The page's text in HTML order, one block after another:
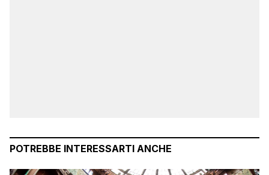
POTREBBE INTERESSARTI ANCHE